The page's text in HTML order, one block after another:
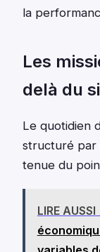
la
Les
delà du
Le quotidien
structuré par
tenue du
LIRE AUSSI